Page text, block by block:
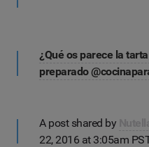
¿Qué os parece la
preparado
A post shared by
22, 2016 at 3:05am